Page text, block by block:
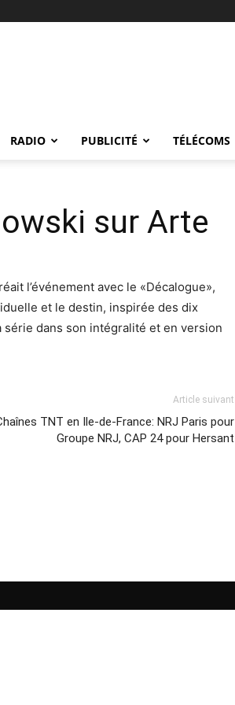
RADIO PUBLICITÉ TÉLÉCOMS
sur Arte
l’événement avec le «Décalogue»,
et le destin, inspirée des dix
série dans son intégralité et en version
Article suivant
TNT en Ile-de-France: NRJ Paris pour
Groupe NRJ, CAP 24 pour Hersant